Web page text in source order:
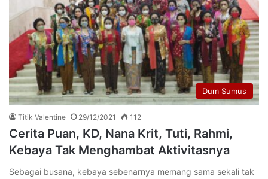
Dum Sumus
Titik Valentine 29/12/2021 112
Cerita Puan, KD, Nana Krit, Tuti, Rahmi,
Kebaya Tak Menghambat Aktivitasnya
Sebagai busana, kebaya sebenarnya memang sama sekali tak